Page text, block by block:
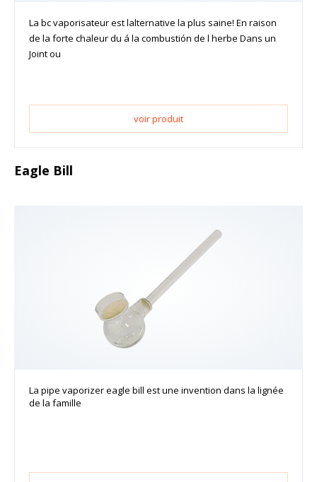
La bc vaporisateur est lalternative la plus saine! En raison
de la forte chaleur du á la combustión de l herbe Dans un
Joint ou
voir produit
Eagle Bill
La pipe vaporizer eagle bill est une invention dans la lignée
de la famille